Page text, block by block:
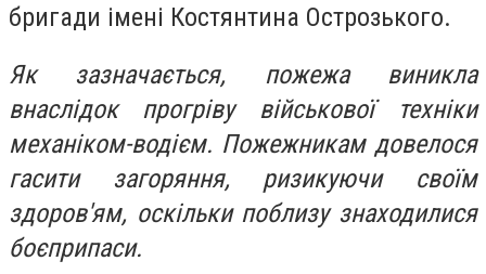
бригади імені Костянтина Острозького.
Як зазначається, пожежа виникла
внаслідок прогріву військової техніки
механіком-водієм. Пожежникам довелося
гасити загоряння, ризикуючи своїм
здоров'ям, оскільки поблизу знаходилися
боєприпаси.